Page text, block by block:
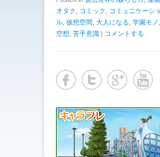
オタク
コミック コミュニケーシ
ル 仮想空間 大人になる 学園モノ
空想 苦手意識 | コメントする